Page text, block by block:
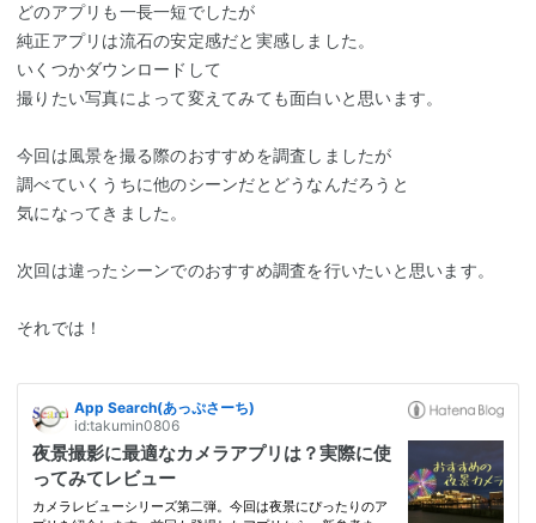
どのアプリも一長一短でしたが
純正アプリは流石の安定感だと実感しました。
いくつかダウンロードして
撮りたい写真によって変えてみても面白いと思います。
今回は風景を撮る際のおすすめを調査しましたが
調べていくうちに他のシーンだとどうなんだろうと
気になってきました。
次回は違ったシーンでのおすすめ調査を行いたいと思います。
それでは！